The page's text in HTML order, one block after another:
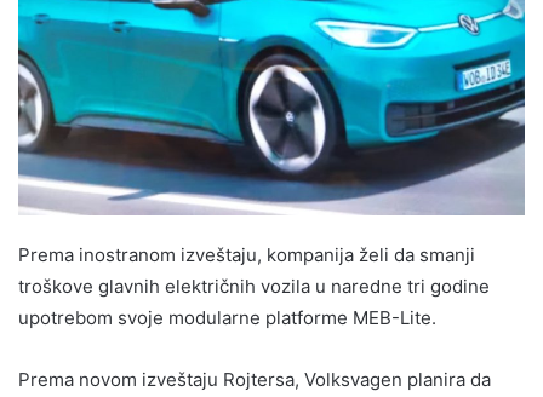
Prema inostranom izveštaju, kompanija želi da smanji
troškove glavnih električnih vozila u naredne tri godine
upotrebom svoje modularne platforme MEB-Lite.
Prema novom izveštaju Rojtersa, Volksvagen planira da